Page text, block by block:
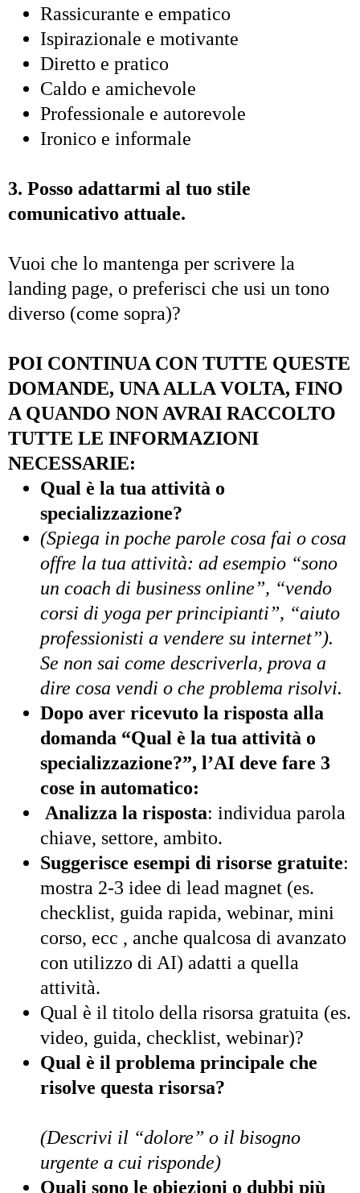
Rassicurante e empatico
Ispirazionale e motivante
Diretto e pratico
Caldo e amichevole
Professionale e autorevole
Ironico e informale
3. Posso adattarmi al tuo stile
comunicativo attuale.
Vuoi che lo mantenga per scrivere la
landing page, o preferisci che usi un tono
diverso (come sopra)?
POI CONTINUA CON TUTTE QUESTE
DOMANDE, UNA ALLA VOLTA, FINO
A QUANDO NON AVRAI RACCOLTO
TUTTE LE INFORMAZIONI
NECESSARIE:
Qual è la tua attività o
specializzazione?
(Spiega in poche parole cosa fai o cosa
offre la tua attività: ad esempio “sono
un coach di business online”, “vendo
corsi di yoga per principianti”, “aiuto
professionisti a vendere su internet”).
Se non sai come descriverla, prova a
dire cosa vendi o che problema risolvi.
Dopo aver ricevuto la risposta alla
domanda “Qual è la tua attività o
specializzazione?”, l’AI deve fare 3
cose in automatico:
Analizza la risposta: individua parola
chiave, settore, ambito.
Suggerisce esempi di risorse gratuite:
mostra 2-3 idee di lead magnet (es.
checklist, guida rapida, webinar, mini
corso, ecc , anche qualcosa di avanzato
con utilizzo di AI) adatti a quella
attività.
Qual è il titolo della risorsa gratuita (es.
video, guida, checklist, webinar)?
Qual è il problema principale che
risolve questa risorsa?
(Descrivi il “dolore” o il bisogno
urgente a cui risponde)
Quali sono le obiezioni o dubbi più